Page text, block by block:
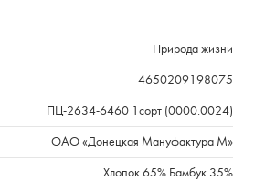
Природа жизни
4650209198075
ПЦ-2634-6460 1сорт (0000.0024)
ОАО «Донецкая Мануфактура М»
Хлопок 65% Бамбук 35%